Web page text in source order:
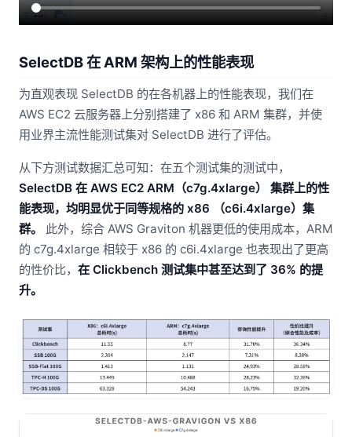
SelectDB 在 ARM 架构上的性能表现
为直观表现 SelectDB 的在各机器上的性能表现，我们在
AWS EC2 云服务器上分别搭建了 x86 和 ARM 集群，并使
用业界主流性能测试集对 SelectDB 进行了评估。
从下方测试数据汇总可知：在五个测试集的测试中，
SelectDB 在 AWS EC2 ARM（c7g.4xlarge） 集群上的性
能表现，均明显优于同等规格的 x86 （c6i.4xlarge）集
群。
此外，综合 AWS Graviton 机器更低的使用成本，ARM
的 c7g.4xlarge 相较于 x86 的 c6i.4xlarge 也表现出了更高
的性价比， 在 Clickbench 测试集中甚至达到了 36% 的提
升。